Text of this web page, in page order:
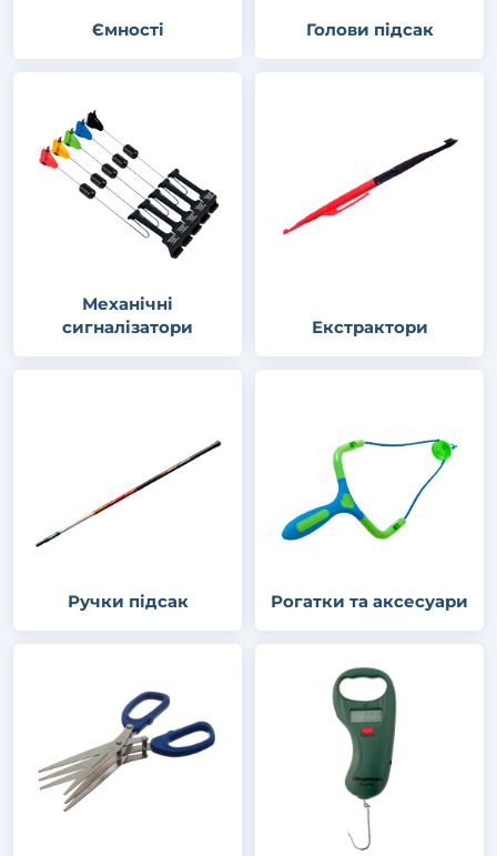
Ємності Голови підсак
Механічні
сигналізатори
Екстрактори
Ручки підсак Рогатки та аксесуари